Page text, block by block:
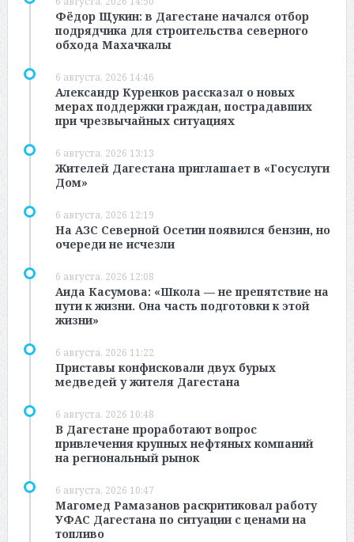
Фёдор Щукин: в Дагестане начался отбор
подрядчика для строительства северного
обхода Махачкалы
6 августа, 2026 14:46
Александр Куренков рассказал о новых
мерах поддержки граждан, пострадавших
при чрезвычайных ситуациях
6 августа, 2026 13:13
Жителей Дагестана приглашает в «Госуслуги
Дом»
6 августа, 2026 12:19
На АЗС Северной Осетии появился бензин, но
очереди не исчезли
6 августа, 2026 12:08
Аида Касумова: «Школа — не препятствие на
пути к жизни. Она часть подготовки к этой
жизни»
6 августа, 2026 11:22
Приставы конфисковали двух бурых
медведей у жителя Дагестана
6 августа, 2026 10:48
В Дагестане проработают вопрос
привлечения крупных нефтяных компаний
на региональный рынок
6 августа, 2026 10:47
Магомед Рамазанов раскритиковал работу
УФАС Дагестана по ситуации с ценами на
топливо